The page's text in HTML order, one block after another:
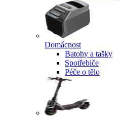
Domácnost
Batohy a tašky
Spotřebiče
Péče o tělo